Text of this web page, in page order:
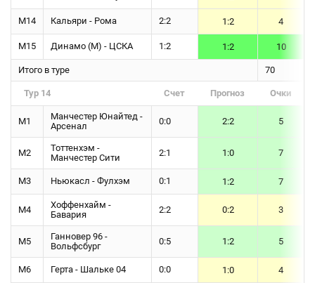
М14 Кальяри - Рома 2:2 1:2 4
М15 Динамо (М) - ЦСКА 1:2 1:2 10
Итого в туре 70
Тур 14 Счет Прогноз Очки
М1
Манчестер Юнайтед -
Арсенал
0:0 2:2 5
М2
Тоттенхэм -
Манчестер Сити
2:1 1:0 7
М3 Ньюкасл - Фулхэм 0:1 1:2 7
М4
Хоффенхайм -
Бавария
2:2 0:2 3
М5
Ганновер 96 -
Вольфсбург
0:5 1:2 5
М6 Герта - Шальке 04 0:0 1:0 4